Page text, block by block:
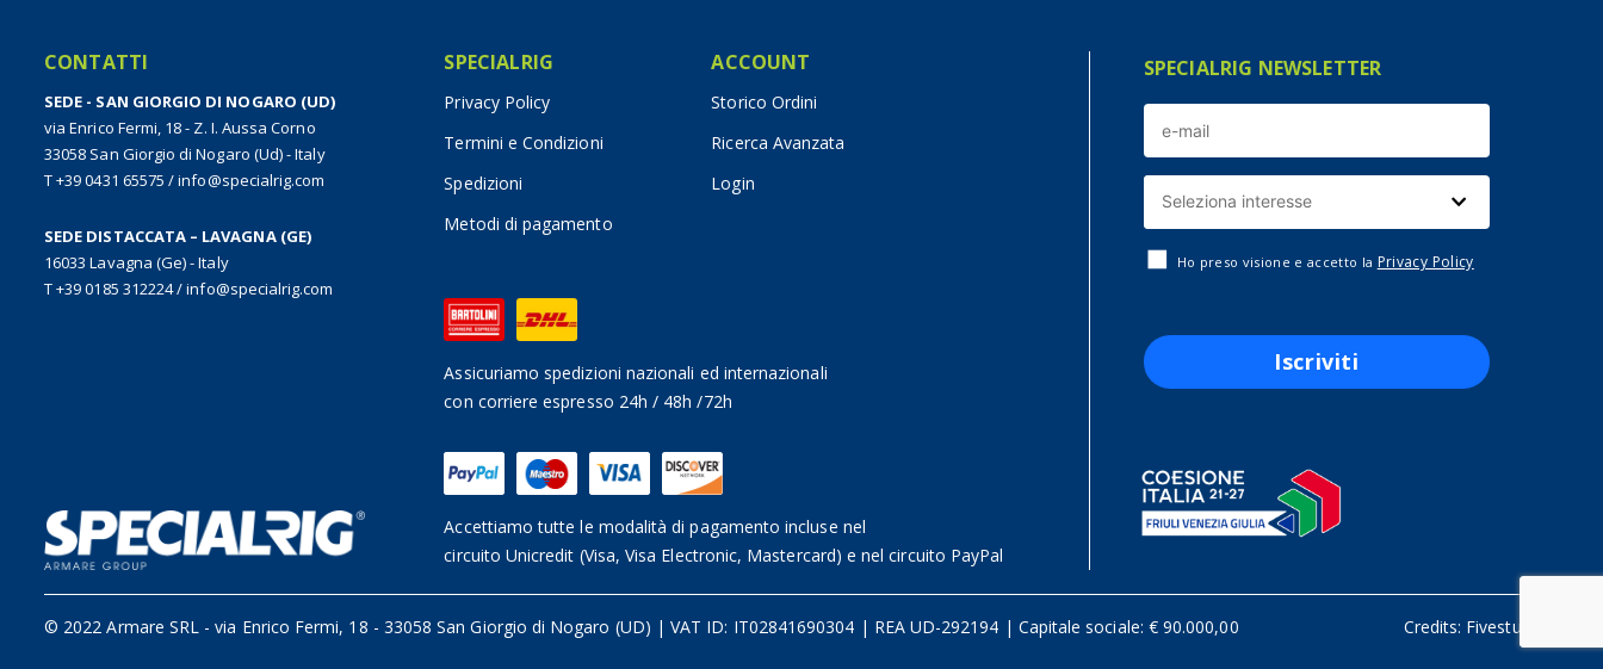
CONTATTI
SEDE - SAN GIORGIO DI NOGARO (UD)
via Enrico Fermi, 18 - Z. I. Aussa Corno
33058 San Giorgio di Nogaro (Ud) - Italy
T +39 0431 65575 /info@specialrig.com
SEDE DISTACCATA – LAVAGNA (GE)
16033 Lavagna (Ge) - Italy
T +39 0185 312224/info@specialrig.com
SPECIALRIG
Privacy Policy
Termini e Condizioni
Spedizioni
Metodi di pagamento
ACCOUNT
Storico Ordini
Ricerca Avanzata
Login
Assicuriamo spedizioni nazionali ed internazionali
con corriere espresso 24h / 48h /72h
Accettiamo tutte le modalità di pagamento incluse nel
circuito Unicredit (Visa, Visa Electronic, Mastercard) e nel circuito PayPal
SPECIALRIG NEWSLETTER
Ho preso visione e accetto la Privacy Policy
Iscriviti
© 2022 Armare SRL -via Enrico Fermi, 18 - 33058 San Giorgio di Nogaro (UD) |VAT ID: IT02841690304 | REA UD-292194 | Capitale sociale: € 90.000,00 Credits: Fivestudio.it